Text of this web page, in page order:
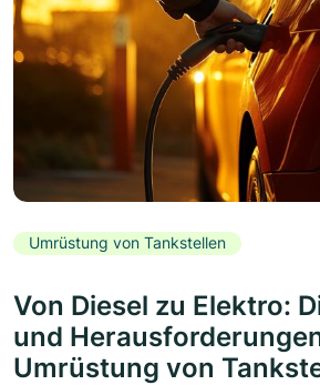
Umrüstung von Tankstellen
Von Diesel zu Elektro:
und
Umrüstung von